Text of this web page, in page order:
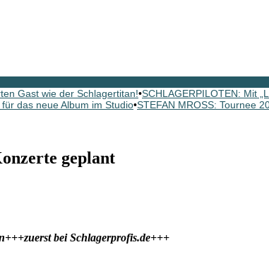
Gast wie der Schlagertitan!•SCHLAGERPILOTEN: Mit
das neue Album im Studio•STEFAN MROSS: Tournee
geplant
bei Schlagerprofis.de+++